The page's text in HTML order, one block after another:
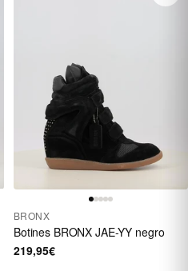
BRONX
Botines BRONX JAE-YY negro
219,95€